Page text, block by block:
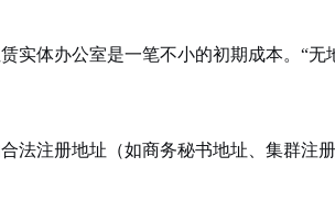
实体办公室是一笔不小的初期成本。“无
法注册地址（如商务秘书地址、集群注